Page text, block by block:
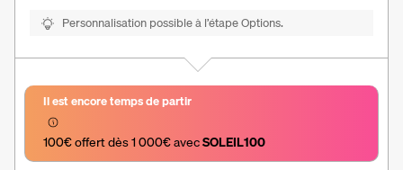
Personnalisation possible à l’étape Options.
Il est encore temps de partir
100€ offert dès 1 000€ avec SOLEIL100